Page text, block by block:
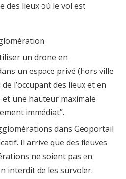
des lieux où le vol est
un drone en
un espace privé (hors ville
l’occupant des lieux et en
et une hauteur maximale
immédiat”.
dans Geoportail
Il arrive que des fleuves
ne soient pas en
interdit de les survoler.